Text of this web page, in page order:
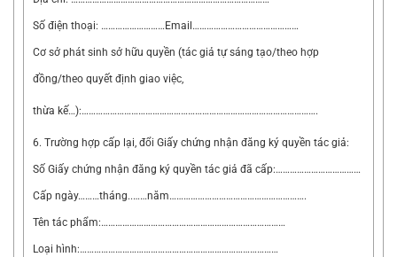
Số điện thoại: ………………………Email………………………………………
Cơ sở phát sinh sở hữu quyền (tác giả tự sáng tạo/theo hợp
đồng/theo quyết định giao việc,
thừa kế…):……………………………………………………………………………………….
6. Trường hợp cấp lại, đổi Giấy chứng nhận đăng ký quyền tác giả:
Số Giấy chứng nhận đăng ký quyền tác giả đã cấp:………………………………
Cấp ngày………tháng..……năm………………………………………………….
Tên tác phẩm:……………………………………………………………………
Loại hình:…………………………………………………………………………